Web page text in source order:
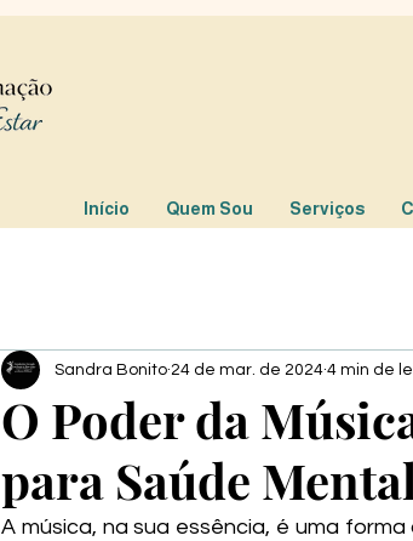
Início Quem Sou Serviços
O Poder da
para Saúde
Sandra Bonito 24 de mar. de 2024 4 min de
A música, na sua essência, é uma